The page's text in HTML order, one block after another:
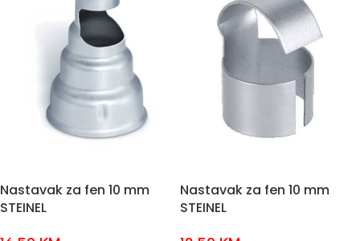
Nastavak za fen 10 mm
STEINEL
Nastavak za fen 10 mm
STEINEL